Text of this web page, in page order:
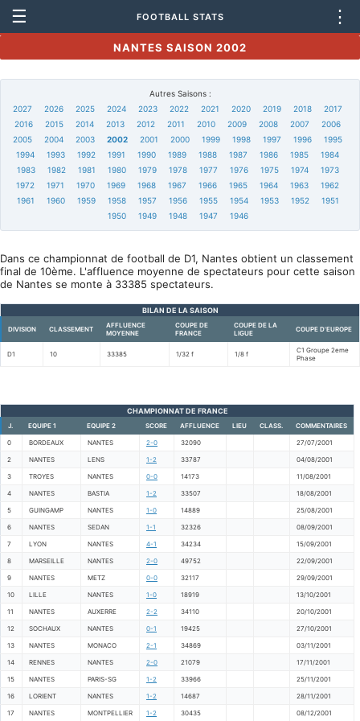
☰ FOOTBALL STATS ⋮
NANTES SAISON 2002
Autres Saisons :
2027
2026 2025 2024 2023 2022 2021 2020 2019 2018
2017
2016
2015 2014 2013 2012 2011 2010 2009 2008 2007
2006
2005
2004 2003 2002 2001 2000 1999 1998 1997 1996
1995
1994
1993 1992 1991 1990 1989 1988 1987 1986 1985
1984
1983
1982 1981 1980 1979 1978 1977 1976 1975 1974
1973
1972
1971 1970 1969 1968 1967 1966 1965 1964 1963
1962
1961
1960 1959 1958 1957 1956 1955 1954 1953 1952
1951
1950
1949 1948 1947 1946
Dans ce championnat de football de D1, Nantes obtient un classement
final de 10ème. L'affluence moyenne de spectateurs pour cette saison
de Nantes se monte à 33385 spectateurs.
BILAN DE LA SAISON
DIVISION CLASSEMENT
AFFLUENCE
MOYENNE
COUPE DE
FRANCE
COUPE DE LA
LIGUE
COUPE D'EUROPE
D1 10 33385 1/32 f 1/8 f
C1 Groupe 2eme
Phase
CHAMPIONNAT DE FRANCE
J. EQUIPE 1 EQUIPE 2 SCORE AFFLUENCE LIEU CLASS. COMMENTAIRES
0 BORDEAUX NANTES 2-0 32090 27/07/2001
2 NANTES LENS 1-2 33787 04/08/2001
3 TROYES NANTES 0-0 14173 11/08/2001
4 NANTES BASTIA 1-2 33507 18/08/2001
5 GUINGAMP NANTES 1-0 14889 25/08/2001
6 NANTES SEDAN 1-1 32326 08/09/2001
7 LYON NANTES 4-1 34234 15/09/2001
8 MARSEILLE NANTES 2-0 49752 22/09/2001
9 NANTES METZ 0-0 32117 29/09/2001
10 LILLE NANTES 1-0 18919 13/10/2001
11 NANTES AUXERRE 2-2 34110 20/10/2001
12 SOCHAUX NANTES 0-1 19425 27/10/2001
13 NANTES MONACO 2-1 34869 03/11/2001
14 RENNES NANTES 2-0 21079 17/11/2001
15 NANTES PARIS-SG 1-2 33966 25/11/2001
16 LORIENT NANTES 1-2 14687 28/11/2001
17 NANTES MONTPELLIER 1-2 30435 08/12/2001